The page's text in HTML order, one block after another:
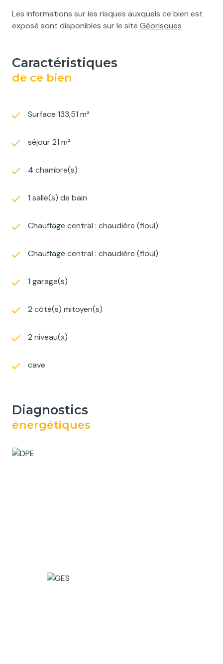
Les informations sur les risques auxquels ce bien est
exposé sont disponibles sur le site Géorisques
caractéristiques
de ce bien
Surface 133,51 m²
séjour 21 m²
4 chambre(s)
1 salle(s) de bain
Chauffage central : chaudière (fioul)
Chauffage central : chaudière (fioul)
1 garage(s)
2 côté(s) mitoyen(s)
2 niveau(x)
cave
diagnostics
énergétiques